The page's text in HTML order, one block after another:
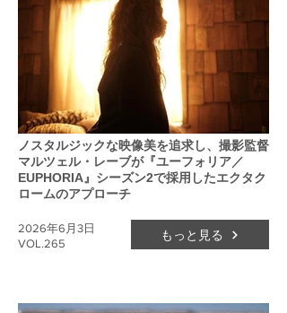
ノスタルジックな映像美を追求し、撮影監督
マルツェル・レーブが『ユーフォリア／
EUPHORIA』シーズン2で採用したエクタク
ロームのアプローチ
VOL.265
2026年6月3日 もっと見る